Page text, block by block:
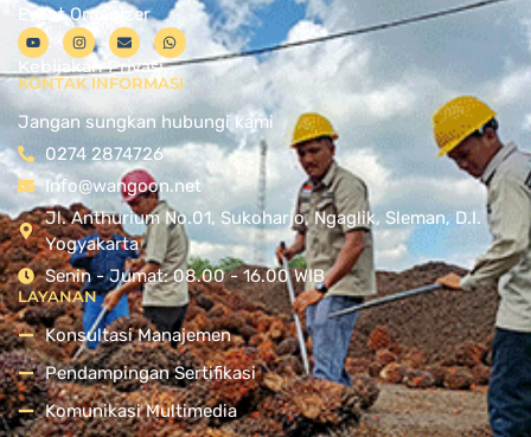
Event Organizer
Kebijakan Privasi
KONTAK INFORMASI
Jangan sungkan hubungi kami
0274 2874726
Info@wangoon.net
Jl. Anthurium No.01, Sukoharjo, Ngaglik, Sleman, D.I.
Yogyakarta
Senin - Jumat: 08.00 - 16.00 WIB
LAYANAN
Konsultasi Manajemen
Pendampingan Sertifikasi
Komunikasi Multimedia